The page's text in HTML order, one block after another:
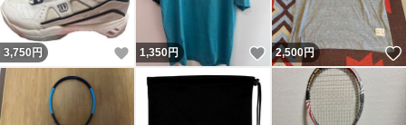
3,750 円 いいね！
1,350円 いいね！
2,500円